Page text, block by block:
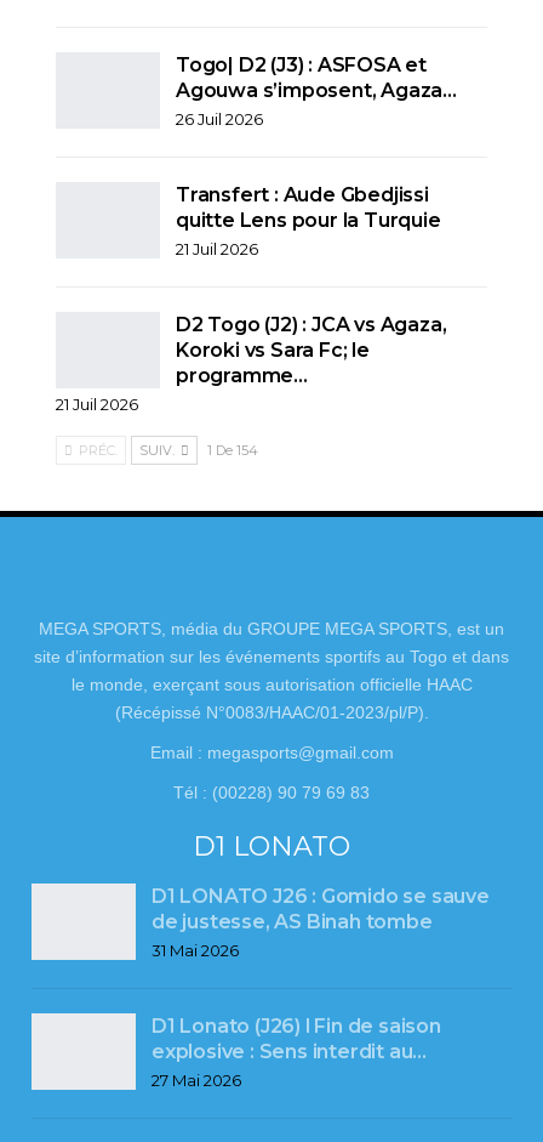
Togo| D2 (J3) : ASFOSA et
Agouwa s’imposent, Agaza…
26 Juil 2026
Transfert : Aude Gbedjissi
quitte Lens pour la Turquie
21 Juil 2026
D2 Togo (J2) : JCA vs Agaza,
Koroki vs Sara Fc; le
programme…
21 Juil 2026
PRÉC. SUIV. 1 De 154
MEGA SPORTS, média du GROUPE MEGA SPORTS, est un
site d’information sur les événements sportifs au Togo et dans
le monde, exerçant sous autorisation officielle HAAC
(Récépissé N°0083/HAAC/01-2023/pl/P).
Email : megasports@gmail.com
Tél : (00228) 90 79 69 83
D1 LONATO
D1 LONATO J26 : Gomido se sauve
de justesse, AS Binah tombe
31 Mai 2026
D1 Lonato (J26) l Fin de saison
explosive : Sens interdit au…
27 Mai 2026